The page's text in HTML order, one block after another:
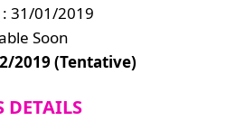
: 31/01/2019
Soon
2019 (Tentative)
DETAILS